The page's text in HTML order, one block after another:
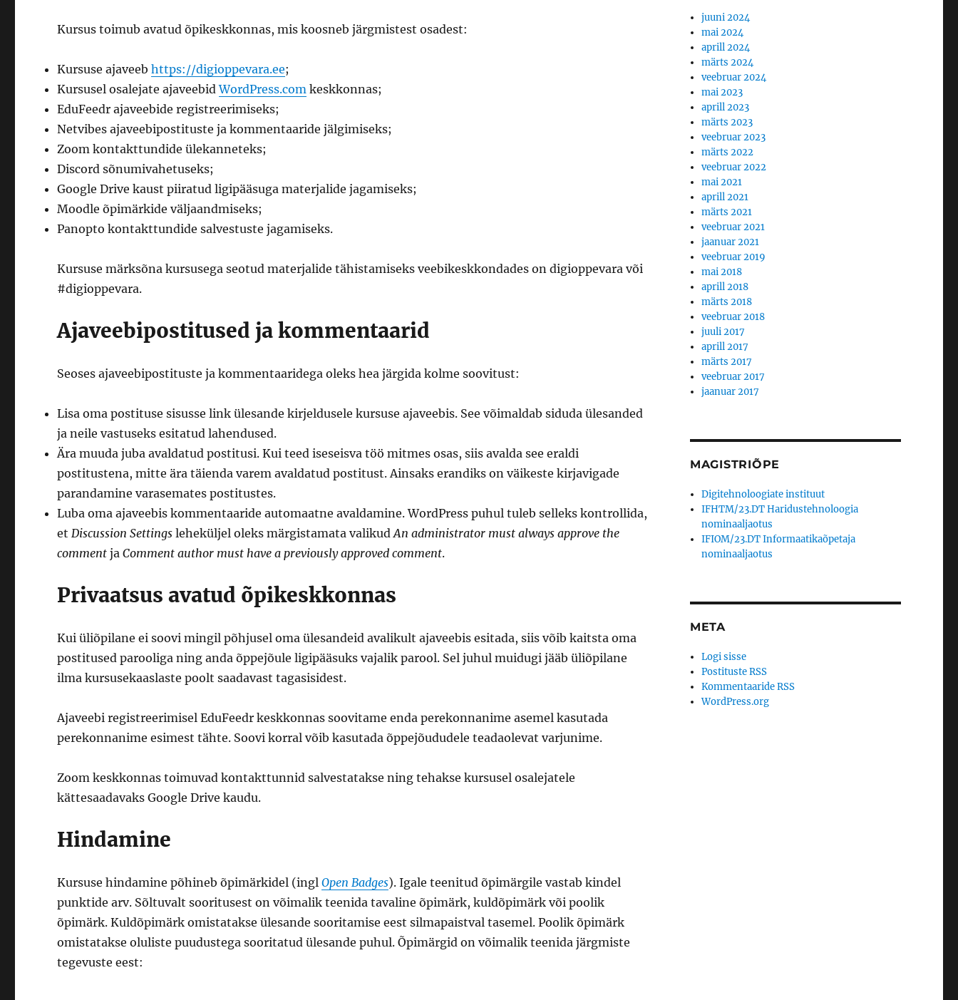
Kursus toimub avatud õpikeskkonnas, mis koosneb järgmistest osadest:
Kursuse ajaveebhttps://digioppevara.ee;
Kursusel osalejate ajaveebidWordPress.com keskkonnas;
EduFeedr ajaveebide registreerimiseks;
Netvibes ajaveebipostituste ja kommentaaride jälgimiseks;
Zoom kontakttundide ülekanneteks;
Discord sõnumivahetuseks;
Google Drive kaust piiratud ligipääsuga materjalide jagamiseks;
Moodle õpimärkide väljaandmiseks;
Panopto kontakttundide salvestuste jagamiseks.
Kursuse märksõna kursusega seotud materjalide tähistamiseks veebikeskkondades on digioppevara või
#digioppevara.
Ajaveebipostitused ja kommentaarid
Seoses ajaveebipostituste ja kommentaaridega oleks hea järgida kolme soovitust:
Lisa oma postituse sisusse link ülesande kirjeldusele kursuse ajaveebis. See võimaldab siduda ülesanded
ja neile vastuseks esitatud lahendused.
Ära muuda juba avaldatud postitusi. Kui teed iseseisva töö mitmes osas, siis avalda see eraldi
postitustena, mitte ära täienda varem avaldatud postitust. Ainsaks erandiks on väikeste kirjavigade
parandamine varasemates postitustes.
Luba oma ajaveebis kommentaaride automaatne avaldamine. WordPress puhul tuleb selleks kontrollida,
et Discussion Settings leheküljel oleks märgistamata valikudAn administrator must always approve the
comment jaComment author must have a previously approved comment.
Privaatsus avatud õpikeskkonnas
Kui üliõpilane ei soovi mingil põhjusel oma ülesandeid avalikult ajaveebis esitada, siis võib kaitsta oma
postitused parooliga ning anda õppejõule ligipääsuks vajalik parool. Sel juhul muidugi jääb üliõpilane
ilma kursusekaaslaste poolt saadavast tagasisidest.
Ajaveebi registreerimisel EduFeedr keskkonnas soovitame enda perekonnanime asemel kasutada
perekonnanime esimest tähte. Soovi korral võib kasutada õppejõududele teadaolevat varjunime.
Zoom keskkonnas toimuvad kontakttunnid salvestatakse ning tehakse kursusel osalejatele
kättesaadavaks Google Drive kaudu.
Hindamine
Kursuse hindamine põhineb õpimärkidel (inglOpen Badges). Igale teenitud õpimärgile vastab kindel
punktide arv. Sõltuvalt sooritusest on võimalik teenida tavaline õpimärk, kuldõpimärk või poolik
õpimärk. Kuldõpimärk omistatakse ülesande sooritamise eest silmapaistval tasemel. Poolik õpimärk
omistatakse oluliste puudustega sooritatud ülesande puhul. Õpimärgid on võimalik teenida järgmiste
tegevuste eest:
juuni 2024
mai 2024
aprill 2024
märts 2024
veebruar 2024
mai 2023
aprill 2023
märts 2023
veebruar 2023
märts 2022
veebruar 2022
mai 2021
aprill 2021
märts 2021
veebruar 2021
jaanuar 2021
veebruar 2019
mai 2018
aprill 2018
märts 2018
veebruar 2018
juuli 2017
aprill 2017
märts 2017
veebruar 2017
jaanuar 2017
MAGISTRIÕPE
Digitehnoloogiate instituut
IFHTM/23.DT Haridustehnoloogia
nominaaljaotus
IFIOM/23.DT Informaatikaõpetaja
nominaaljaotus
META
Logi sisse
Postituste RSS
Kommentaaride RSS
WordPress.org